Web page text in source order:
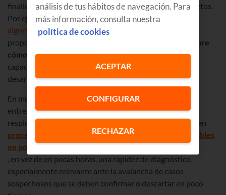
finalidad similar pero aportando resultando más completos.
Por ejemplo, hay
algoritmos de predicción de plegado de proteínas
proporcionan a los científicos
información adicional sobre
cómo se propagan los virus en los que la IA tiene gran
capacidad y ya está demostrando además su valor para
desarrollar curas o vacunas eficaces.
En muchos hospitales, especialmente en China, se han
entrenado modelos para detectar enfermedades
respiratorias, como el coronavirus. Estos sistemas pueden
procesar cientos de escaneos y obtener resultados fiables
en pocos segundos
, en vez de en pocas horas, una rapidez de diagnóstico
especialmente relevante ante la avalancha de casos
sospechosos que se deben confirmar o descartar en poco
análisis de tus hábitos de navegación. Para
más información, consulta nuestra
política de cookies
CONFIGURAR
RECHAZAR
ACEPTAR